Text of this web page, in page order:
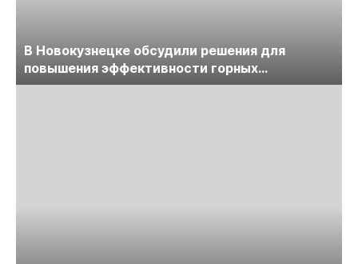
В Новокузнецке обсудили решения для
повышения эффективности горных
предприятий